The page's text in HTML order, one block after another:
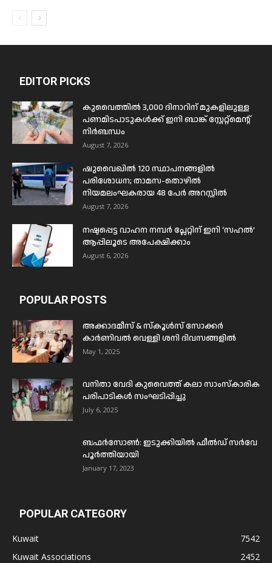
EDITOR PICKS
കുവൈത്തിൽ 3,000 ദിനാറിന് മുകളിലുള്ള
പണമിടപാടുകൾക്ക് ഇനി ബാങ്ക് സ്റ്റേറ്റ്മെന്റ്
നിർബന്ധം
August 7, 2026
ഷുവൈഖിൽ 120 സ്ഥാപനങ്ങളിൽ
പരിശോധന; താമസ-തൊഴിൽ
നിയമലംഘകരായ 48 പേർ അറസ്റ്റിൽ
August 7, 2026
നഷ്ടപ്പെട്ട വാഹന നമ്പർ പ്ലേറ്റിന് ഇനി ‘സഹൽ’
ആപ്പിലൂടെ അപേക്ഷിക്കാം
August 6, 2026
POPULAR POSTS
അക്കാദമീസ് & സ്കൂൾസ് സോക്കർ
കാർണിവൽ വെള്ളി ശനി ദിവസങ്ങളിൽ
May 1, 2025
വനിതാ വേദി കുവൈത്ത് കലാ സാംസ്കാരിക
പരിപാടികൾ സംഘടിപ്പിച്ചു
July 6, 2025
ബഫര്‍സോണ്‍: ഇടുക്കിയില്‍ ഫീല്‍ഡ് സര്‍വേ
പൂര്‍ത്തിയായി
January 17, 2023
POPULAR CATEGORY
Kuwait
7542
Kuwait Associations
2452